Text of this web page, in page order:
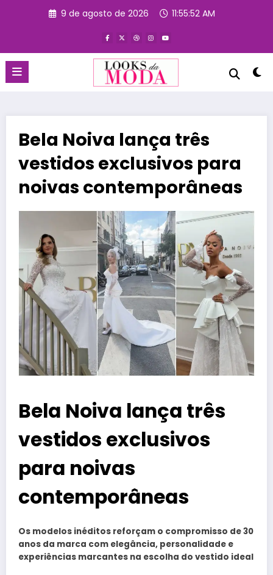
9 de agosto de 2026 11:55:53 AM
Bela Noiva lança três
vestidos exclusivos para
noivas contemporâneas
Bela Noiva lança três
vestidos exclusivos
para noivas
contemporâneas
Os modelos inéditos reforçam o compromisso de 30
anos da marca com elegância, personalidade e
experiências marcantes na escolha do vestido ideal